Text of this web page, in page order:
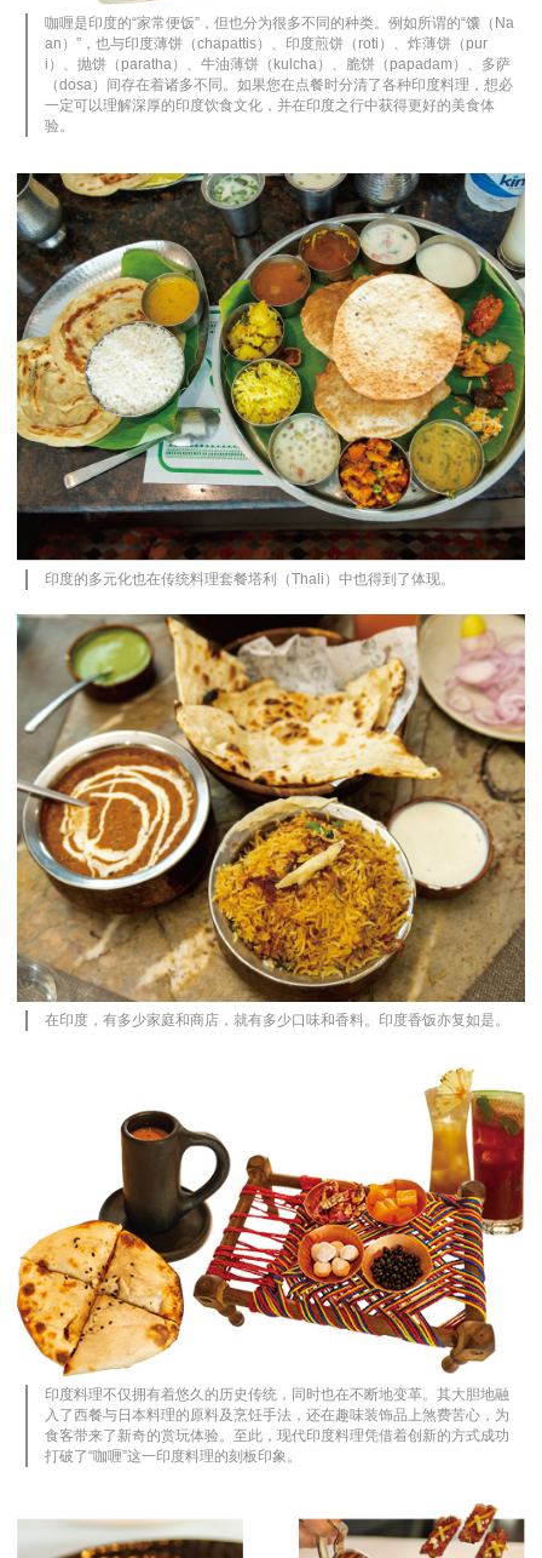
咖喱是印度的“家常便饭”，但也分为很多不同的种类。例如所谓的“馕（Na
an）”，也与印度薄饼（chapattis）、印度煎饼（roti）、炸薄饼（pur
i）、抛饼（paratha）、牛油薄饼（kulcha）、脆饼（papadam）、多萨
（dosa）间存在着诸多不同。如果您在点餐时分清了各种印度料理，想必
一定可以理解深厚的印度饮食文化，并在印度之行中获得更好的美食体
验。
印度的多元化也在传统料理套餐塔利（Thali）中也得到了体现。
在印度，有多少家庭和商店，就有多少口味和香料。印度香饭亦复如是。
印度料理不仅拥有着悠久的历史传统，同时也在不断地变革。其大胆地融
入了西餐与日本料理的原料及烹饪手法，还在趣味装饰品上煞费苦心，为
食客带来了新奇的赏玩体验。至此，现代印度料理凭借着创新的方式成功
打破了“咖喱”这一印度料理的刻板印象。